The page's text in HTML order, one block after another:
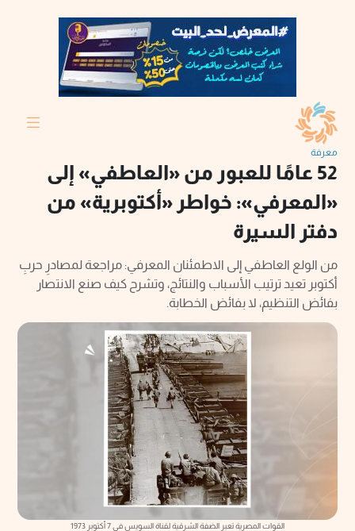
معرفة
52 عامًا للعبور من «العاطفي» إلى
«المعرفي»: خواطر «أكتوبرية» من
دفتر السيرة
من الولع العاطفي إلى الاطمئنان المعرفي: مراجعة لمصادرِ حربِ
أكتوبر تعيد ترتيب الأسباب والنتائج، وتشرح كيف صنع الانتصار
بفائض التنظيم، لا بفائض الخطابة.
القوات المصرية تعبر الضفة الشرقية لقناة السويس في 7 أكتوبر 1973